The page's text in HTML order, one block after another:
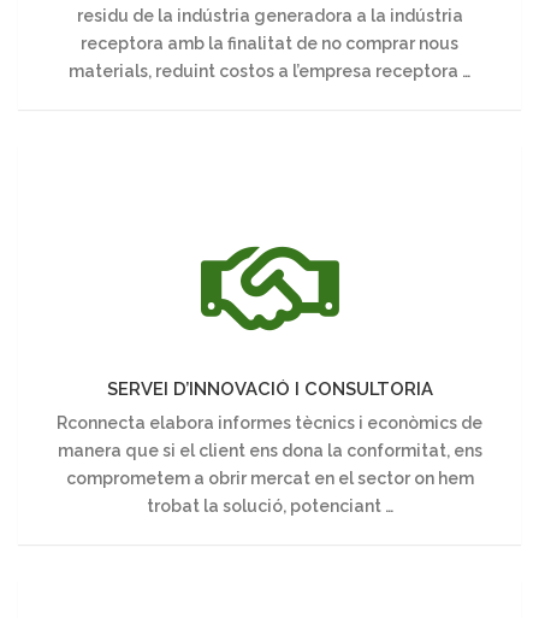
PRODUCTE
residu de la indústria generadora a la indústria
receptora amb la finalitat de no comprar nous
materials, reduint costos a l’empresa receptora …
SERVEI D’INNOVACIÓ I CONSULTORIA
Rconnecta elabora informes tècnics i econòmics de
manera que si el client ens dona la conformitat, ens
comprometem a obrir mercat en el sector on hem
trobat la solució, potenciant …